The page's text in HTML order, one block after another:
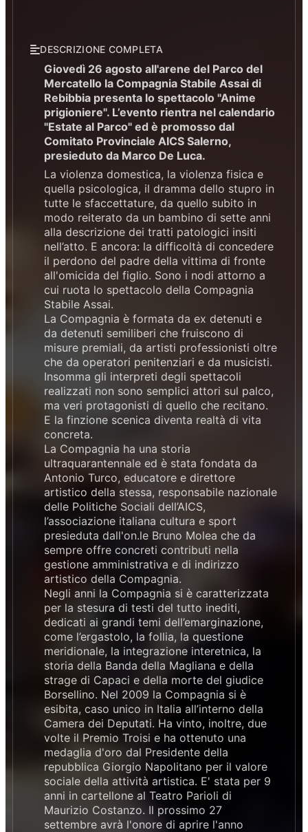
DESCRIZIONE COMPLETA
Giovedì 26 agosto all'arene del Parco del
Mercatello la Compagnia Stabile Assai di
Rebibbia presenta lo spettacolo "Anime
prigioniere". L’evento rientra nel calendario
"Estate al Parco" ed è promosso dal
Comitato Provinciale AICS Salerno,
presieduto da Marco De Luca.
La violenza domestica, la violenza fisica e
quella psicologica, il dramma dello stupro in
tutte le sfaccettature, da quello subito in
modo reiterato da un bambino di sette anni
alla descrizione dei tratti patologici insiti
nell’atto. E ancora: la difficoltà di concedere
il perdono del padre della vittima di fronte
all'omicida del figlio. Sono i nodi attorno a
cui ruota lo spettacolo della Compagnia
Stabile Assai.
La Compagnia è formata da ex detenuti e
da detenuti semiliberi che fruiscono di
misure premiali, da artisti professionisti oltre
che da operatori penitenziari e da musicisti.
Insomma gli interpreti degli spettacoli
realizzati non sono semplici attori sul palco,
ma veri protagonisti di quello che recitano.
E la finzione scenica diventa realtà di vita
concreta.
La Compagnia ha una storia
ultraquarantennale ed è stata fondata da
Antonio Turco, educatore e direttore
artistico della stessa, responsabile nazionale
delle Politiche Sociali dell’AICS,
l’associazione italiana cultura e sport
presieduta dall'on.le Bruno Molea che da
sempre offre concreti contributi nella
gestione amministrativa e di indirizzo
artistico della Compagnia.
Negli anni la Compagnia si è caratterizzata
per la stesura di testi del tutto inediti,
dedicati ai grandi temi dell’emarginazione,
come l’ergastolo, la follia, la questione
meridionale, la integrazione interetnica, la
storia della Banda della Magliana e della
strage di Capaci e della morte del giudice
Borsellino. Nel 2009 la Compagnia si è
esibita, caso unico in Italia all’interno della
Camera dei Deputati. Ha vinto, inoltre, due
volte il Premio Troisi e ha ottenuto una
medaglia d'oro dal Presidente della
repubblica Giorgio Napolitano per il valore
sociale della attività artistica. E' stata per 9
anni in cartellone al Teatro Parioli di
Maurizio Costanzo. Il prossimo 27
settembre avrà l'onore di aprire l'anno